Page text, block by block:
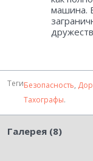
машина.
ТегиБезопасность,
Тахографы.
Галерея (8)